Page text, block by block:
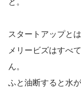
スタートアップと
メリービズはすべ
ん。
ふと油断すると水